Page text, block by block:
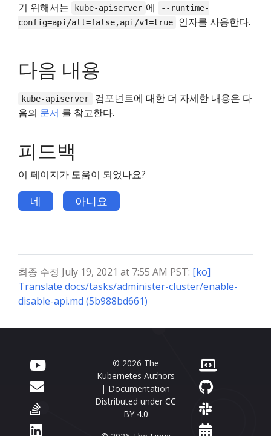
기 위해서는
kube-apiserver 에
--runtime-
config=api/all=false,api/v1=true
인자를 사용한다.
다음 내용
kube-apiserver
컴포넌트에 대한 더 자세한 내용은 다
음의 문서 를 참고한다.
피드백
이 페이지가 도움이 되었나요?
네 아니요
최종 수정 July 19, 2021 at 7:55 AM PST: [ko]
Translate docs/tasks/administer-cluster/enable-
disable-api.md (5b988bd661)
© 2026 The
Kubernetes Authors
| Documentation
Distributed under CC
BY 4.0